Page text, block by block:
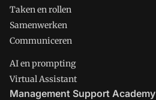
Taken en rollen
Samenwerken
Communiceren
AI en prompting
Virtual Assistant
Management Support Academy